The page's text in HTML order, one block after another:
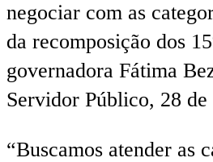
negociar com as
da recomposição dos
governadora Fátima
Servidor Público, 28 de
“Buscamos atender as